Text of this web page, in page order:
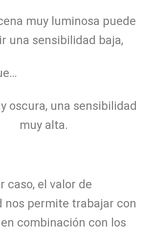
muy luminosa puede
una sensibilidad baja,
oscura, una sensibilidad
muy alta.
caso, el valor de
nos permite trabajar con
combinación con los